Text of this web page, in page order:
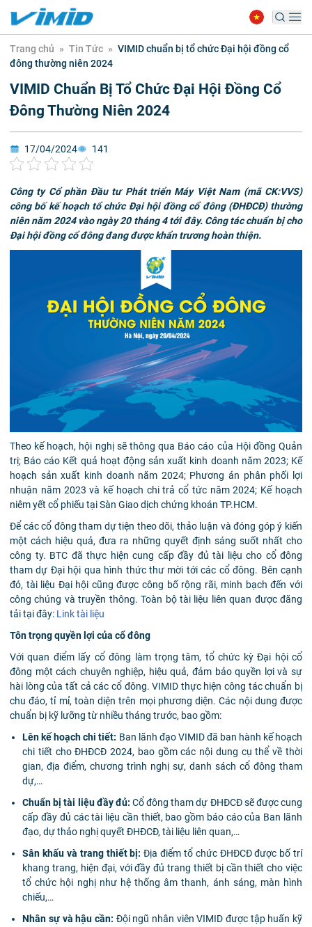
Trang chủ » Tin Tức » VIMID chuẩn bị tổ chức Đại hội đồng cổ
đông thường niên 2024
VIMID Chuẩn Bị Tổ Chức Đại Hội Đồng Cổ
Đông Thường Niên 2024
17/04/2024 141
Công ty Cổ phần Đầu tư Phát triển Máy Việt Nam (mã CK:VVS)
công bố kế hoạch tổ chức Đại hội đồng cổ đông (ĐHĐCĐ) thường
niên năm 2024 vào ngày 20 tháng 4 tới đây. Công tác chuẩn bị cho
Đại hội đồng cổ đông đang được khẩn trương hoàn thiện.
Theo kế hoạch, hội nghị sẽ thông qua Báo cáo của Hội đồng Quản
trị; Báo cáo Kết quả hoạt động sản xuất kinh doanh năm 2023; Kế
hoạch sản xuất kinh doanh năm 2024;Phương án phân phối lợi
nhuận năm 2023 và kế hoạch chi trả cổ tức năm 2024; Kế hoạch
niêm yết cổ phiếu tại Sàn Giao dịch chứng khoán TP.HCM.
Để các cổ đông tham dự tiện theo dõi, thảo luận và đóng góp ý kiến
một cách hiệu quả, đưa ra những quyết định sáng suốt nhất cho
công ty. BTC đã thực hiện cung cấp đầy đủ tài liệu cho cổ đông
tham dự Đại hội qua hình thức thư mời tới các cổ đông. Bên cạnh
đó, tài liệu Đại hội cũng được công bố rộng rãi, minh bạch đến với
công chúng và truyền thông. Toàn bộ tài liệu liên quan được đăng
tải tại đây: Link tài liệu
Tôn trọng quyền lợi của cổ đông
Với quan điểm lấy cổ đông làm trọng tâm, tổ chức kỳ Đại hội cổ
đông một cách chuyên nghiệp, hiệu quả, đảm bảo quyền lợi và sự
hài lòng của tất cả các cổ đông. VIMID thực hiện công tác chuẩn bị
chu đáo, tỉ mỉ, toàn diện trên mọi phương diện. Các nội dung được
chuẩn bị kỹ lưỡng từ nhiều tháng trước, bao gồm:
Lên kế hoạch chi tiết: Ban lãnh đạo VIMID đã ban hành kế hoạch
chi tiết cho ĐHĐCĐ 2024, bao gồm các nội dung cụ thể về thời
gian, địa điểm, chương trình nghị sự, danh sách cổ đông tham
dự,…
Chuẩn bị tài liệu đầy đủ: Cổ đông tham dự ĐHĐCĐ sẽ được cung
cấp đầy đủ các tài liệu cần thiết, bao gồm báo cáo của Ban lãnh
đạo, dự thảo nghị quyết ĐHĐCĐ, tài liệu liên quan,…
Sân khấu và trang thiết bị: Địa điểm tổ chức ĐHĐCĐ được bố trí
khang trang, hiện đại, với đầy đủ trang thiết bị cần thiết cho việc
tổ chức hội nghị như hệ thống âm thanh, ánh sáng, màn hình
chiếu,…
Nhân sự và hậu cần: Đội ngũ nhân viên VIMID được tập huấn kỹ